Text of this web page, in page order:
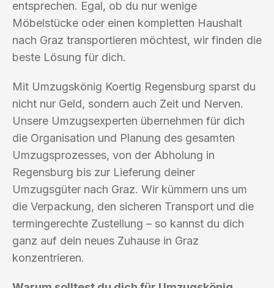
entsprechen. Egal, ob du nur wenige
Möbelstücke oder einen kompletten Haushalt
nach Graz transportieren möchtest, wir finden die
beste Lösung für dich.
Mit Umzugskönig Koertig Regensburg sparst du
nicht nur Geld, sondern auch Zeit und Nerven.
Unsere Umzugsexperten übernehmen für dich
die Organisation und Planung des gesamten
Umzugsprozesses, von der Abholung in
Regensburg bis zur Lieferung deiner
Umzugsgüter nach Graz. Wir kümmern uns um
die Verpackung, den sicheren Transport und die
termingerechte Zustellung – so kannst du dich
ganz auf dein neues Zuhause in Graz
konzentrieren.